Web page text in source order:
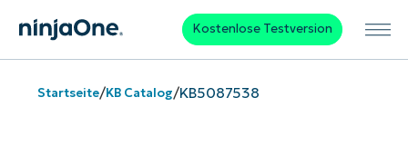
Kostenlose Testversion
Startseite/KB Catalog/KB5087538